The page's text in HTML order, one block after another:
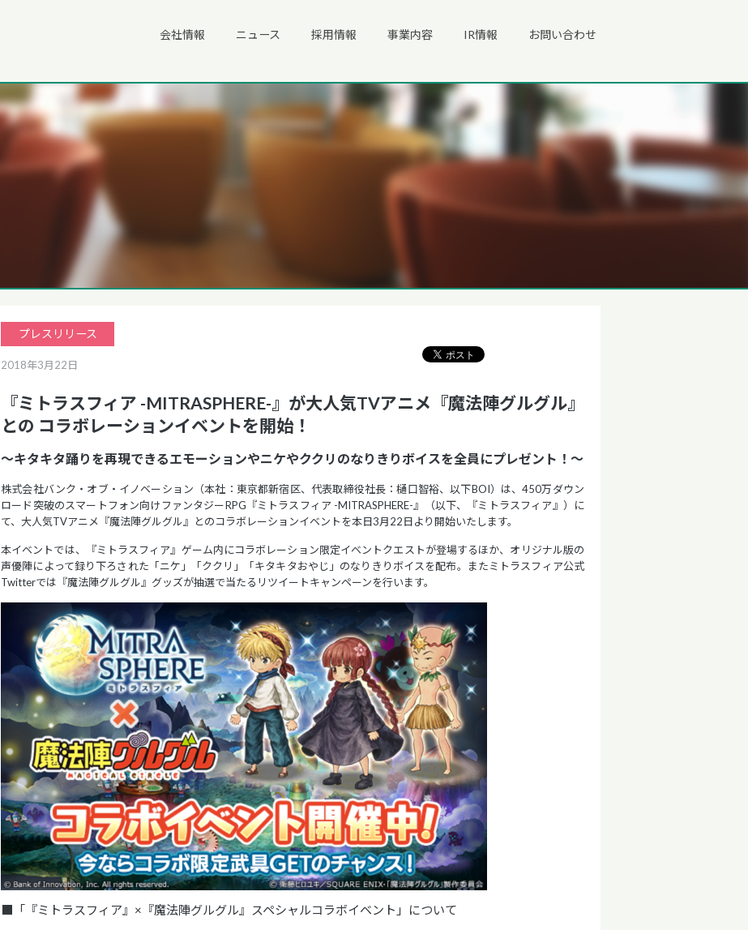
会社情報 ニュース 採用情報 事業内容 IR情報 お問い合わせ
プレスリリース
2018年3月22日
『ミトラスフィア -MITRASPHERE-』が大人気TVアニメ『魔法陣グルグル』
との コラボレーションイベントを開始！
～キタキタ踊りを再現できるエモーションやニケやククリのなりきりボイスを全員にプレゼント！〜
株式会社バンク・オブ・イノベーション（本社：東京都新宿区、代表取締役社長：樋口智裕、以下BOI）は、450万ダウン
ロード突破のスマートフォン向けファンタジーRPG『ミトラスフィア -MITRASPHERE-』（以下、『ミトラスフィア』）に
て、大人気TVアニメ『魔法陣グルグル』とのコラボレーションイベントを本日3月22日より開始いたします。
本イベントでは、『ミトラスフィア』ゲーム内にコラボレーション限定イベントクエストが登場するほか、オリジナル版の
声優陣によって録り下ろされた「ニケ」「ククリ」「キタキタおやじ」のなりきりボイスを配布。またミトラスフィア公式
Twitterでは『魔法陣グルグル』グッズが抽選で当たるリツイートキャンペーンを行います。
■「『ミトラスフィア』×『魔法陣グルグル』スペシャルコラボイベント」について